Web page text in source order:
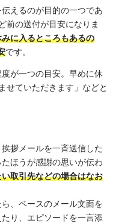
えるのが目的の一つであ
前の送付が目安になりま
に入るところもあるの
です。
が一つの目安。早めに休
せていただきます」などと
拶メールを一斉送信した
ほうが感謝の思いが伝わ
取引先などの場合はなお
、ベースのメール文面を
り、エピソードを一言添